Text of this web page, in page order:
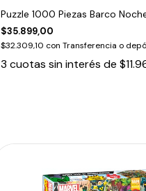
Puzzle 1000 Piezas Barco
$35.899,00
$32.309,10 con Transferencia o
3 cuotas sin interés de